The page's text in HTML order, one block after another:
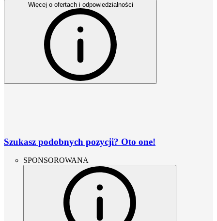
Więcej o ofertach i odpowiedzialności
Szukasz podobnych pozycji? Oto one!
SPONSOROWANA